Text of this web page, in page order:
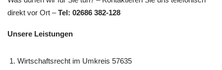
direkt vor Ort –Tel: 02686 382-128
Unsere Leistungen
Wirtschaftsrecht im Umkreis 57635